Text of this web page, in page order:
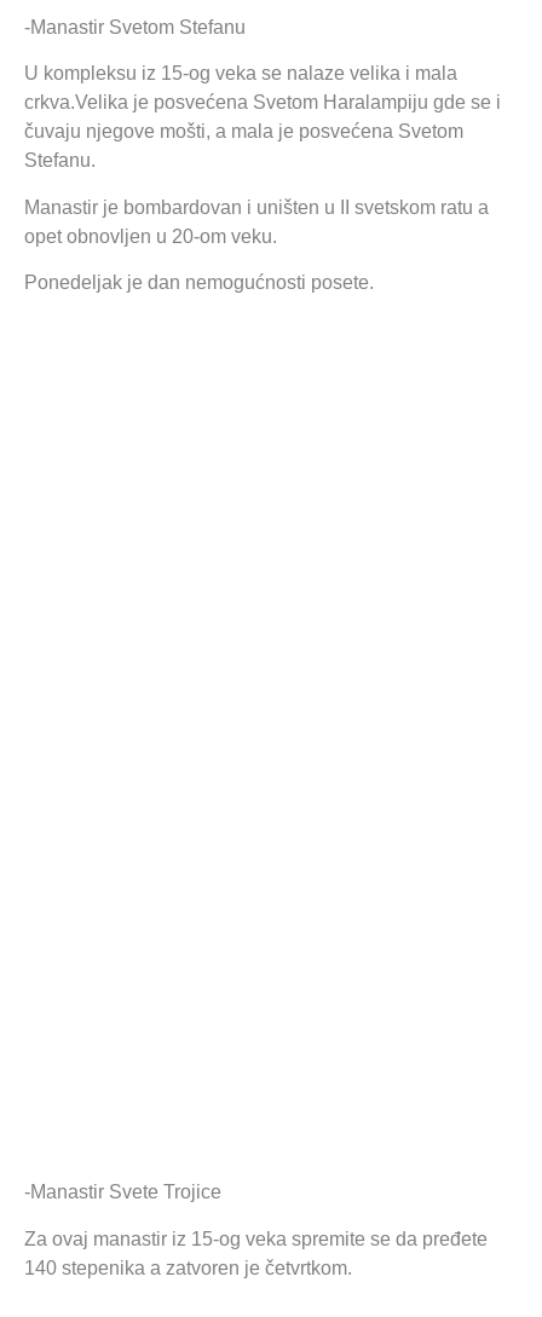
-Manastir Svetom Stefanu
U kompleksu iz 15-og veka se nalaze velika i mala
crkva.Velika je posvećena Svetom Haralampiju gde se i
čuvaju njegove mošti, a mala je posvećena Svetom
Stefanu.
Manastir je bombardovan i uništen u II svetskom ratu a
opet obnovljen u 20-om veku.
Ponedeljak je dan nemogućnosti posete.
-Manastir Svete Trojice
Za ovaj manastir iz 15-og veka spremite se da pređete
140 stepenika a zatvoren je četvrtkom.